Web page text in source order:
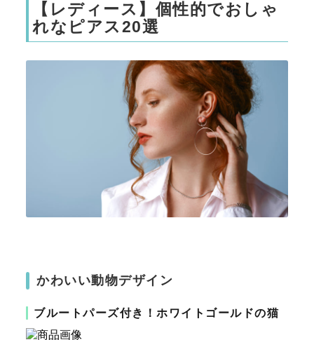
【レディース】個性的でおしゃ
れなピアス20選
かわいい動物デザイン
ブルートパーズ付き！ホワイトゴールドの猫